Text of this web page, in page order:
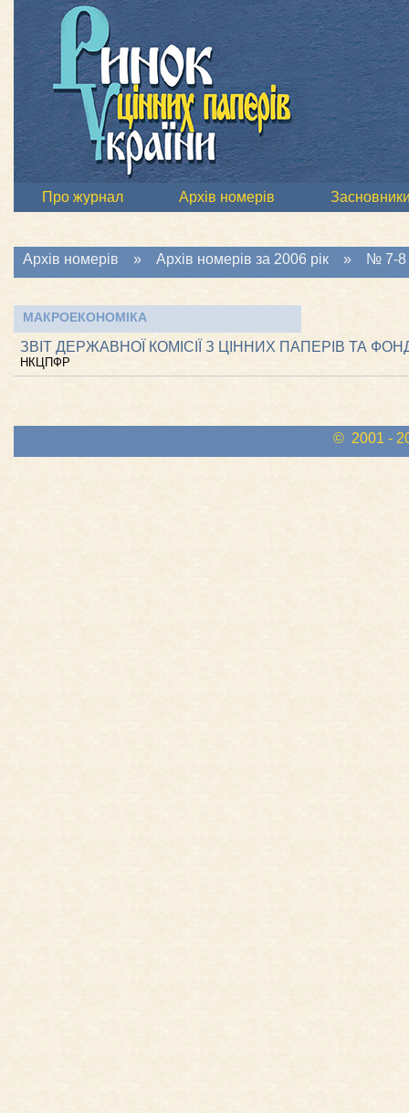
Про журнал Архів номерів
Архів номерів » Архів номерів за 2006 рік » № 7-8
МАКРОЕКОНОМІКА
ЗВІТ ДЕРЖАВНОЇ КОМІСІЇ З ЦІННИХ ПАПЕРІВ ТА
НКЦПФР
© 2001 -